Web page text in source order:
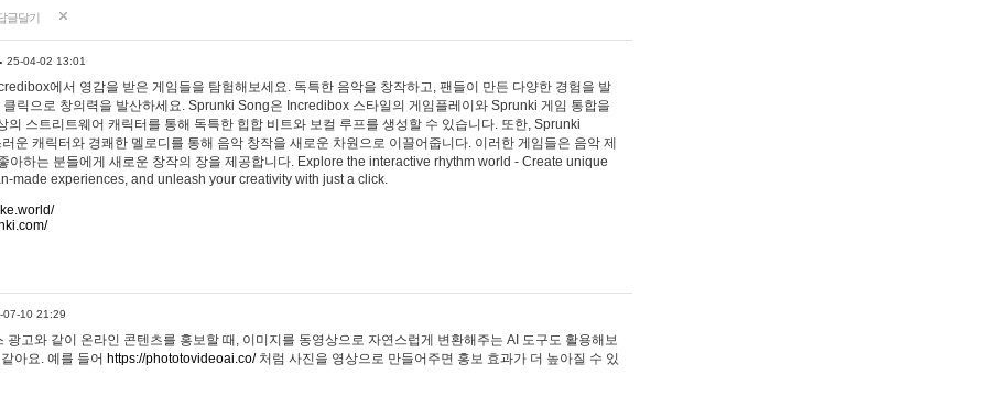
글달기
25-04-02 13:01
에서 영감을 받은 게임들을 탐험해보세요. 독특한 음악을 창작하고, 팬들이 만든 다양한 경험을 발
클릭으로 창의력을 발산하세요. Sprunki Song은 Incredibox 스타일의 게임플레이와 Sprunki 게임 통합을
의 스트리트웨어 캐릭터를 통해 독특한 힙합 비트와 보컬 루프를 생성할 수 있습니다. 또한, Sprunki
운 캐릭터와 경쾌한 멜로디를 통해 음악 창작을 새로운 차원으로 이끌어줍니다. 이러한 게임들은 음악 제
아하는 분들에게 새로운 창작의 장을 제공합니다. Explore the interactive rhythm world - Create unique
made experiences, and unleash your creativity with just a click.
07-10 21:29
광고와 같이 온라인 콘텐츠를 홍보할 때, 이미지를 동영상으로 자연스럽게 변환해주는 AI 도구도 활용해보
아요. 예를 들어 https://phototovideoai.co/처럼 사진을 영상으로 만들어주면 홍보 효과가 더 높아질 수 있